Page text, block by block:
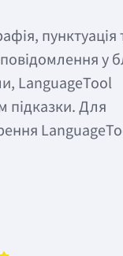
у
LanguageTool
підказки. Для